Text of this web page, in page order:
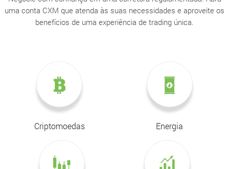
uma conta CXM que atenda às suas necessidades e aproveite os
benefícios de uma experiência de trading única.
Criptomoedas Energia